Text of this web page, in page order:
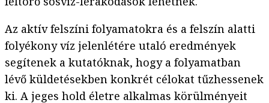
Az aktív felszíni folyamatokra és a felszín alatti
folyékony víz jelenlétére utaló eredmények
segítenek a kutatóknak, hogy a folyamatban
lévő küldetésekben konkrét célokat tűzhessenek
ki. A jeges hold életre alkalmas körülményeit